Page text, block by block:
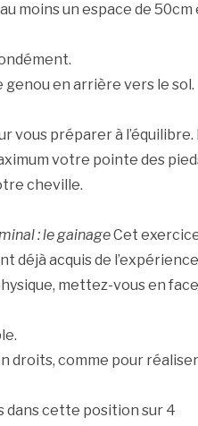
moins un espace de
genou en arrière vers le sol.
vous préparer à l’équilibre.
votre pointe des
cheville.
: le gainageCet
déjà acquis de
mettez-vous en
droits, comme pour
dans cette position sur 4